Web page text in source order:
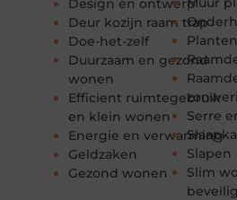
Design en ontwerp
Deur kozijn raam trap
Doe-het-zelf
Duurzaam en gezond
wonen
Efficient ruimtegebruik
en klein wonen
Energie en verwarming
Geldzaken
Gezond wonen
Planten
Serre
Slapen
Slim